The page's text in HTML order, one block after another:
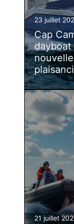
23 juillet
Cap
21 juillet